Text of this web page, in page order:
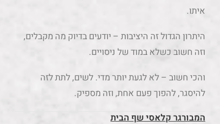
איתו.
היתרון הגדול זה היציבות – יודעים בדיוק מה מקבלים,
וזה חשוב כשלא במוד של ניסויים.
והכי חשוב – לא לגעת יותר מדי. לשים, לתת לזה
להיסגר, להפוך פעם אחת, וזה מספיק.
המבורגר קלאסי שף הבית